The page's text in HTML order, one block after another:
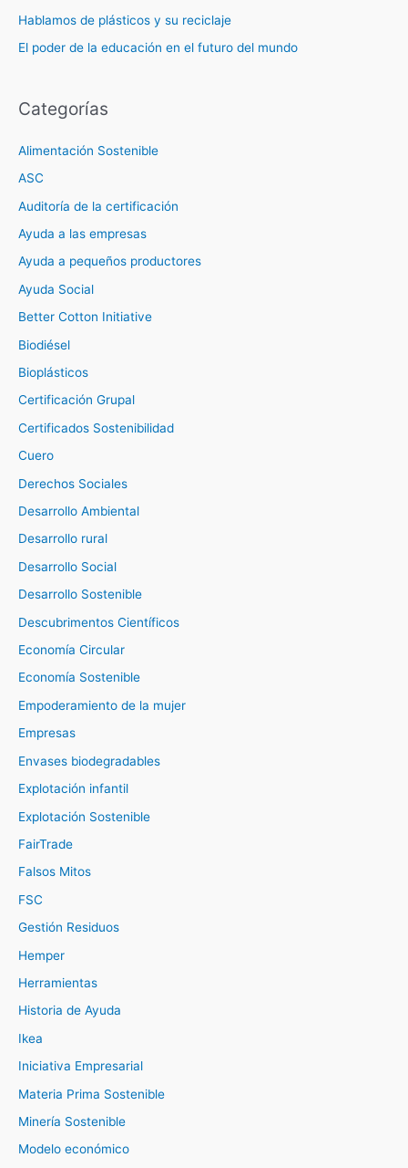
Hablamos de plásticos y su reciclaje
El poder de la educación en el futuro del mundo
Categorías
Alimentación Sostenible
ASC
Auditoría de la certificación
Ayuda a las empresas
Ayuda a pequeños productores
Ayuda Social
Better Cotton Initiative
Biodiésel
Bioplásticos
Certificación Grupal
Certificados Sostenibilidad
Cuero
Derechos Sociales
Desarrollo Ambiental
Desarrollo rural
Desarrollo Social
Desarrollo Sostenible
Descubrimentos Científicos
Economía Circular
Economía Sostenible
Empoderamiento de la mujer
Empresas
Envases biodegradables
Explotación infantil
Explotación Sostenible
FairTrade
Falsos Mitos
FSC
Gestión Residuos
Hemper
Herramientas
Historia de Ayuda
Ikea
Iniciativa Empresarial
Materia Prima Sostenible
Minería Sostenible
Modelo económico